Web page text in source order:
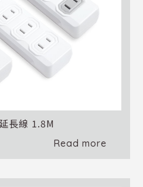
長線 1.8M
Read more